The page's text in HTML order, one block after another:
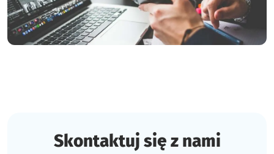
Skontaktuj się z nami